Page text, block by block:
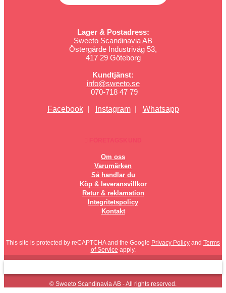
Lager & Postadress:
Sweeto Scandinavia AB
Östergärde Industriväg 53,
417 29 Göteborg
Kundtjänst:
info@sweeto.se
070-718 47 79
Facebook| Instagram| Whatsapp
Om oss
Varumärken
Så handlar du
Köp & leveransvillkor
Retur & reklamation
Integritetspolicy
Kontakt
This site is protected by reCAPTCHA and the Google Privacy Policy and Terms
of Service apply.
© Sweeto Scandinavia AB - All rights reserved.